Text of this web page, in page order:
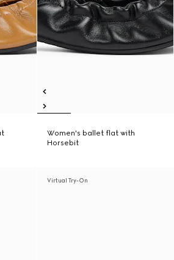
Women's ballet flat with
Horsebit
Virtual Try-On